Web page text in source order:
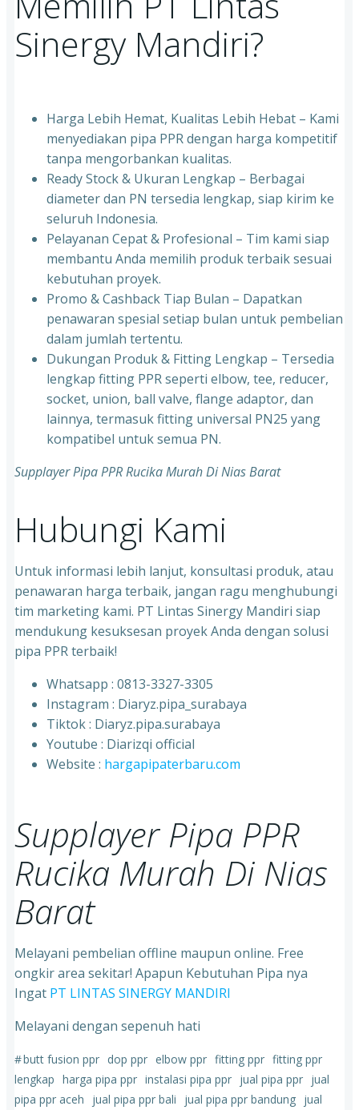
Sinergy Mandiri?
Harga Lebih Hemat, Kualitas Lebih Hebat – Kami
menyediakan pipa PPR dengan harga kompetitif
tanpa mengorbankan kualitas.
⁠Ready Stock & Ukuran Lengkap – Berbagai
diameter dan PN tersedia lengkap, siap kirim ke
seluruh Indonesia.
⁠Pelayanan Cepat & Profesional – Tim kami siap
membantu Anda memilih produk terbaik sesuai
kebutuhan proyek.
⁠Promo & Cashback Tiap Bulan – Dapatkan
penawaran spesial setiap bulan untuk pembelian
dalam jumlah tertentu.
⁠Dukungan Produk & Fitting Lengkap – Tersedia
lengkap fitting PPR seperti elbow, tee, reducer,
socket, union, ball valve, flange adaptor, dan
lainnya, termasuk fitting universal PN25 yang
kompatibel untuk semua PN.
Supplayer Pipa PPR Rucika Murah Di Nias Barat
Hubungi Kami
Untuk informasi lebih lanjut, konsultasi produk, atau
penawaran harga terbaik, jangan ragu menghubungi
tim marketing kami. PT Lintas Sinergy Mandiri siap
mendukung kesuksesan proyek Anda dengan solusi
pipa PPR terbaik!
Whatsapp : 0813-3327-3305
⁠Instagram : Diaryz.pipa_surabaya
⁠Tiktok : Diaryz.pipa.surabaya
⁠Youtube : Diarizqi official
⁠Website : hargapipaterbaru.com
Supplayer Pipa PPR
Rucika Murah Di Nias
Barat
Melayani pembelian offline maupun online. Free
ongkir area sekitar! Apapun Kebutuhan Pipa nya
Ingat PT LINTAS SINERGY MANDIRI
Melayani dengan sepenuh hati
#butt fusion ppr dop ppr elbow ppr fitting ppr fitting ppr
lengkap harga pipa ppr instalasi pipa ppr jual pipa ppr jual
pipa ppr aceh
jual pipa ppr bali jual pipa ppr bandung jual